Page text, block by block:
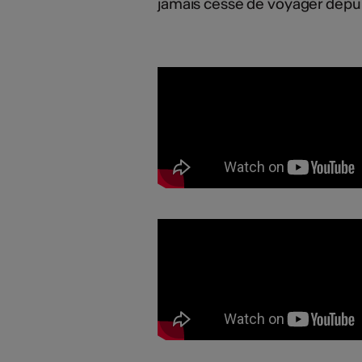
jamais cessé de voyager